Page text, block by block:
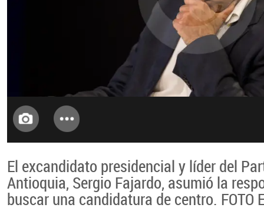
El excandidato presidencial y líder del
Antioquia, Sergio Fajardo, asumió la
buscar una candidatura de centro. FOTO